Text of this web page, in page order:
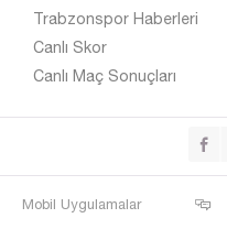
Trabzonspor Haberleri
Canlı Skor
Canlı Maç Sonuçları
Mobil Uygulamalar